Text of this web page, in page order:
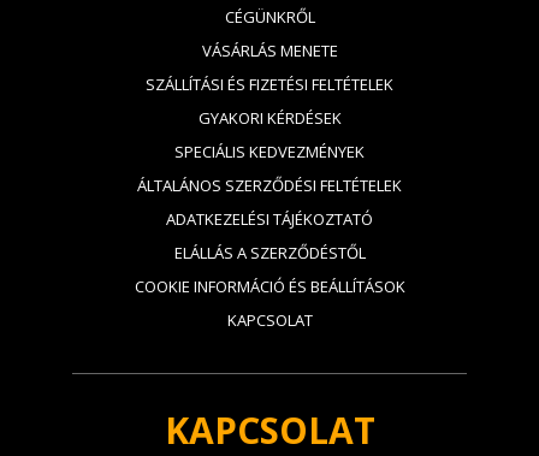
CÉGÜNKRŐL
VÁSÁRLÁS MENETE
SZÁLLÍTÁSI ÉS FIZETÉSI FELTÉTELEK
GYAKORI KÉRDÉSEK
SPECIÁLIS KEDVEZMÉNYEK
ÁLTALÁNOS SZERZŐDÉSI FELTÉTELEK
ADATKEZELÉSI TÁJÉKOZTATÓ
ELÁLLÁS A SZERZŐDÉSTŐL
COOKIE INFORMÁCIÓ ÉS BEÁLLÍTÁSOK
KAPCSOLAT
KAPCSOLAT